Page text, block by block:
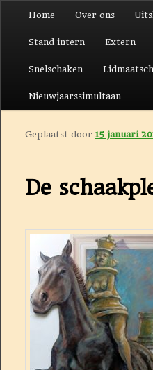
Spring naar de
Spring naar de
Home Over ons
Stand intern Extern
Snelschaken
Nieuwjaarssimultaan
De
Geplaatst door 15 januari